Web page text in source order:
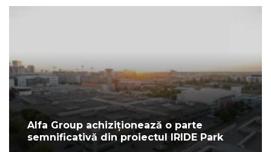
Alfa Group achiziționează o parte
semnificativă din proiectul IRIDE Park